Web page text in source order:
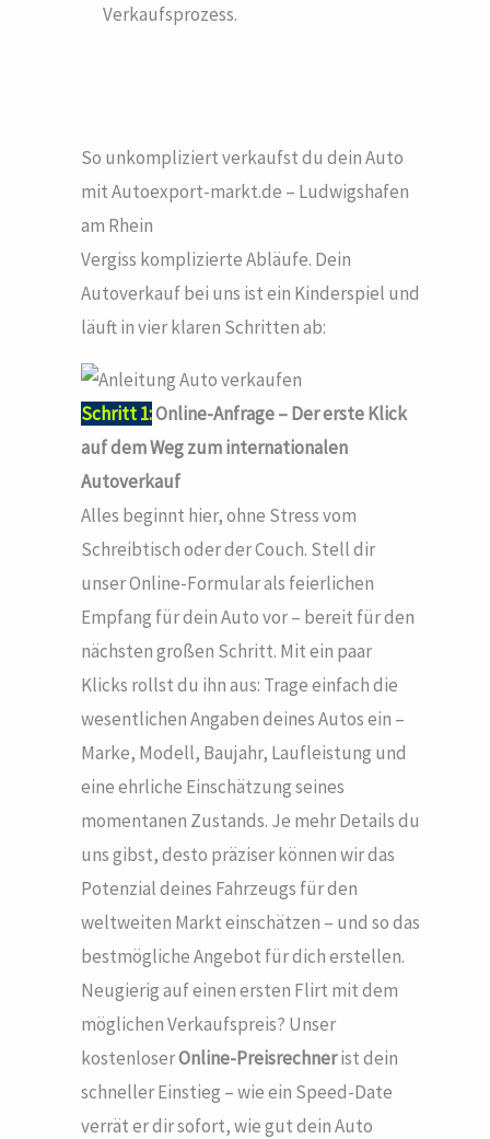
Verkaufsprozess.
So unkompliziert verkaufst du dein Auto
mit Autoexport-markt.de – Ludwigshafen
am Rhein
Vergiss komplizierte Abläufe. Dein
Autoverkauf bei uns ist ein Kinderspiel und
läuft in vier klaren Schritten ab:
Schritt 1:Online-Anfrage – Der erste Klick
auf dem Weg zum internationalen
Autoverkauf
Alles beginnt hier, ohne Stress vom
Schreibtisch oder der Couch. Stell dir
unser Online-Formular als feierlichen
Empfang für dein Auto vor – bereit für den
nächsten großen Schritt. Mit ein paar
Klicks rollst du ihn aus: Trage einfach die
wesentlichen Angaben deines Autos ein –
Marke, Modell, Baujahr, Laufleistung und
eine ehrliche Einschätzung seines
momentanen Zustands. Je mehr Details du
uns gibst, desto präziser können wir das
Potenzial deines Fahrzeugs für den
weltweiten Markt einschätzen – und so das
bestmögliche Angebot für dich erstellen.
Neugierig auf einen ersten Flirt mit dem
möglichen Verkaufspreis? Unser
kostenloserOnline-Preisrechnerist dein
schneller Einstieg – wie ein Speed-Date
verrät er dir sofort, wie gut dein Auto